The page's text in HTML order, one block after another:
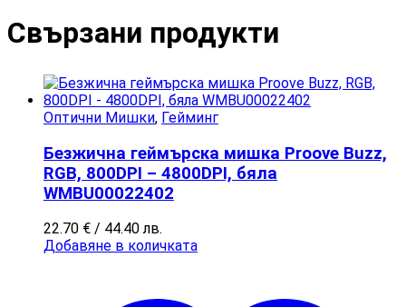
Свързани продукти​
Оптични Мишки, Гейминг
Безжична геймърска мишка Proove Buzz,
RGB, 800DPI – 4800DPI, бяла
WMBU00022402
22.70 € / 44.40 лв.
Добавяне в количката